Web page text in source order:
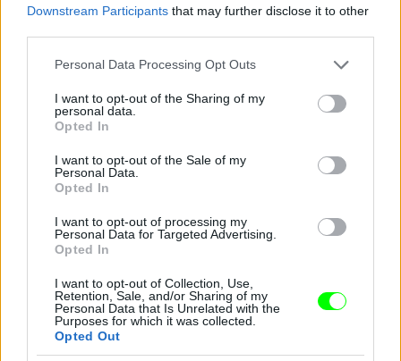
Downstream Participants that may further disclose it to other
Please note that this website/app uses one or more Google
not limited to your visit or usage behaviour. You may click to
grant or deny consent to Google and its third-party tags to
use your data for below specified purposes in below Google
consent section.
Personal Data Processing Opt Outs
I want to opt-out of the Sharing of my
personal data.
Opted In
I want to opt-out of the Sale of my
Personal Data.
Opted In
I want to opt-out of processing my
Personal Data for Targeted Advertising.
Opted In
I want to opt-out of Collection, Use,
Retention, Sale, and/or Sharing of my
Personal Data that Is Unrelated with the
Purposes for which it was collected.
Opted Out
A 27 éves Carronnak eddig "csak" egy Universiade-
arany termett.